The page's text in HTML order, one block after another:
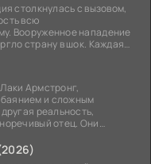
столкнулась с вызовом,
всю
Вооруженное нападение
страну в шок. Каждая
Армстронг,
и сложным
реальность,
отец. Они